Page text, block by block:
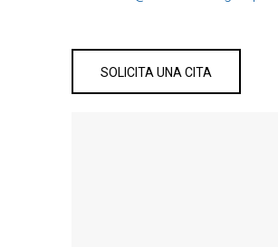
SOLICITA UNA CITA